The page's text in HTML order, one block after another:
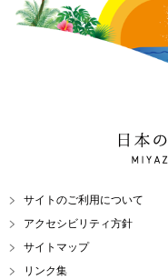
日本の
サイトのご利用について
アクセシビリティ方針
サイトマップ
リンク集